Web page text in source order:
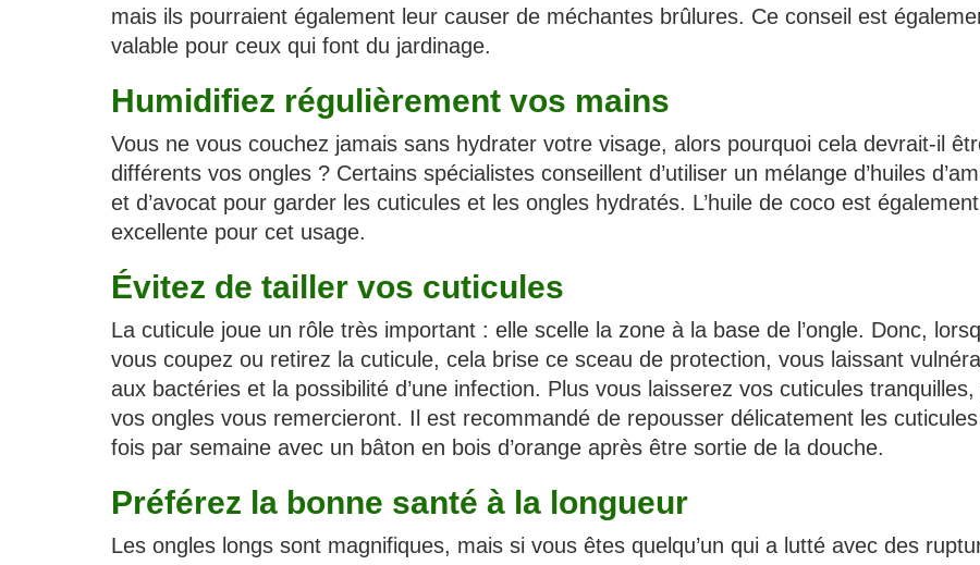
mais ils pourraient également leur causer de méchantes brûlures. Ce conseil est
valable pour ceux qui font du jardinage.
Humidifiez régulièrement vos mains
Vous ne vous couchez jamais sans hydrater votre visage, alors pourquoi cela devrait-il
différents vos ongles ? Certains spécialistes conseillent d’utiliser un mélange d’huiles
et d’avocat pour garder les cuticules et les ongles hydratés. L’huile de coco est également
excellente pour cet usage.
Évitez de tailler vos cuticules
La cuticule joue un rôle très important : elle scelle la zone à la base de l’ongle. Donc,
vous coupez ou retirez la cuticule, cela brise ce sceau de protection, vous laissant
aux bactéries et la possibilité d’une infection. Plus vous laisserez vos cuticules tranquilles,
vos ongles vous remercieront. Il est recommandé de repousser délicatement les
fois par semaine avec un bâton en bois d’orange après être sortie de la douche.
Préférez la bonne santé à la longueur
Les ongles longs sont magnifiques, mais si vous êtes quelqu’un qui a lutté avec des